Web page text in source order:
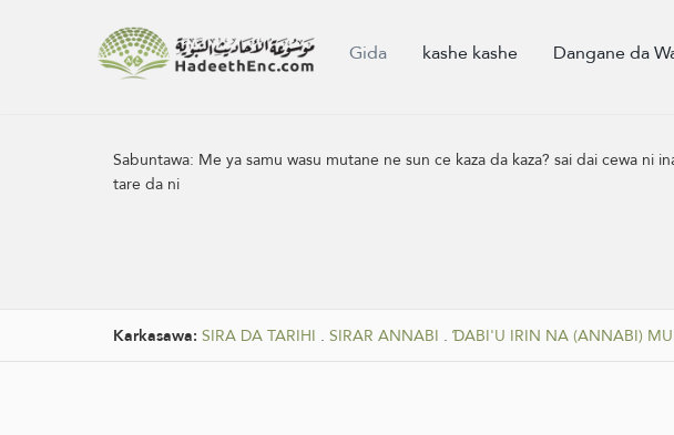
Gida kashe kashe Dangane da
Sabuntawa: Me ya samu wasu mutane ne sun ce kaza da kaza? sai dai cewa ni
tare da ni
Karkasawa: SIRA DA TARIHI . SIRAR ANNABI . ƊABI'U IRIN NA (ANNABI)